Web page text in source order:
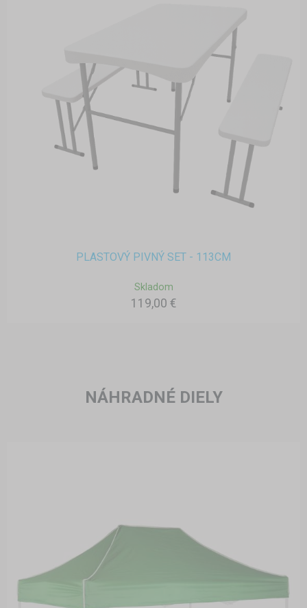
PLASTOVÝ PIVNÝ SET - 113CM
Skladom
119,00 €
NÁHRADNÉ DIELY